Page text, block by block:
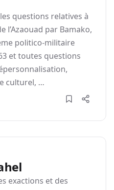
questions relatives à
l’Azaouad par Bamako,
politico-militaire
et toutes questions
culturel, …
exactions et des